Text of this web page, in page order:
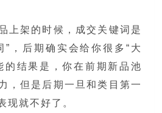
上架的时候，成交关键词是
”，后期确实会给你很多“大
的结果是，你在前期新品池
，但是后期一旦和类目第一
现就不好了。